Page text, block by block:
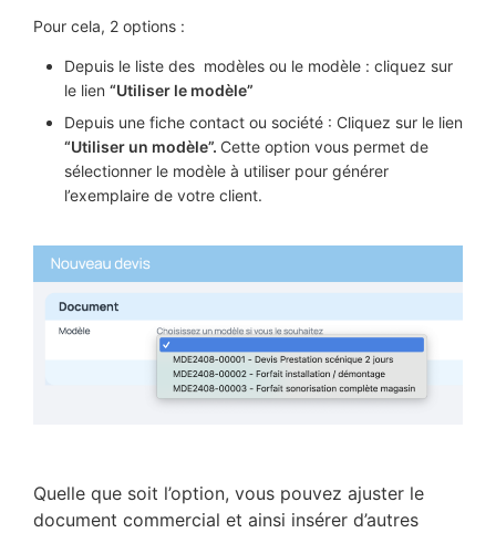
Pour cela, 2 options :
Depuis le liste des modèles ou le modèle : cliquez sur
le lien “Utiliser le modèle”
Depuis une fiche contact ou société : Cliquez sur le lien
“Utiliser un modèle”. Cette option vous permet de
sélectionner le modèle à utiliser pour générer
l’exemplaire de votre client.
Quelle que soit l’option, vous pouvez ajuster le
document commercial et ainsi insérer d’autres